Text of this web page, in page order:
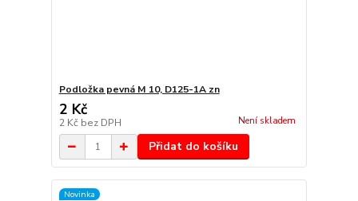
Podložka pevná M 10, D125-1A zn
2 Kč
2 Kč bez DPH Není skladem
Přidat do košíku
Novinka